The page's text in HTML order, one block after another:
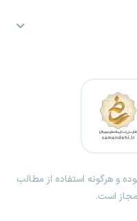
و هرگونه استفاده از مطالب
است.